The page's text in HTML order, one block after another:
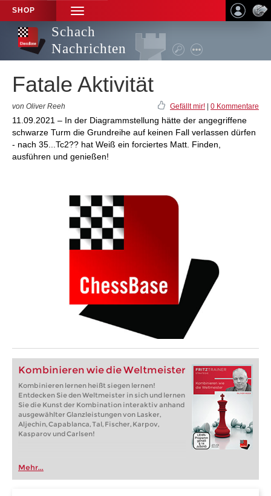
SHOP
TOGGLE
NAVIGATION
Schach
Nachrichten
Fatale Aktivität
von Oliver Reeh Gefällt mir! 0 Kommentare
11.09.2021 – In der Diagrammstellung hätte der angegriffene
schwarze Turm die Grundreihe auf keinen Fall verlassen dürfen
- nach 35...Tc2?? hat Weiß ein forciertes Matt. Finden,
ausführen und genießen!
Kombinieren wie die Weltmeister
Kombinieren lernen heißt siegen lernen!
Entdecken Sie den Weltmeister in sich und lernen
Sie die Kunst der Kombination interaktiv anhand
ausgewählter Glanzleistungen von Lasker,
Aljechin, Capablanca, Tal, Fischer, Karpov,
Kasparov und Carlsen!
Mehr...